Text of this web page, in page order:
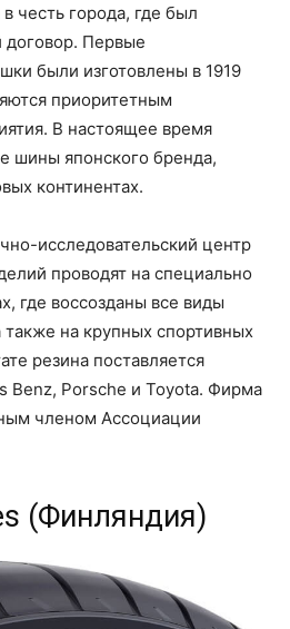
честь города, где был
договор. Первые
были изготовлены в 1919
приоритетным
В настоящее время
шины японского бренда,
континентах.
исследовательский центр
проводят на специально
где воссозданы все виды
на крупных спортивных
резина поставляется
Benz, Porsche и Toyota. Фирма
членом Ассоциации
(Финляндия)